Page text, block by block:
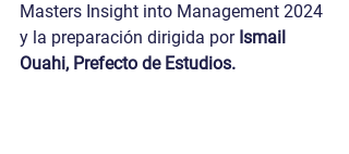
Masters Insight into Management 2024
y la preparación dirigida por Ismail
Ouahi, Prefecto de Estudios.